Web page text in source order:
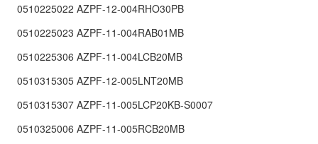
0510225022 AZPF-12-004RHO30PB
0510225023 AZPF-11-004RAB01MB
0510225306 AZPF-11-004LCB20MB
0510315305 AZPF-12-005LNT20MB
0510315307 AZPF-11-005LCP20KB-S0007
0510325006 AZPF-11-005RCB20MB